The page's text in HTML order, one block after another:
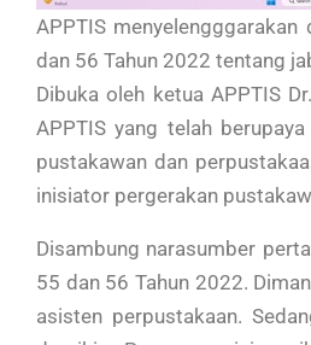
APPTIS
dan 56 Tahun 2022 tentang
Dibuka oleh ketua APPTIS
APPTIS yang telah
pustakawan dan
inisiator pergerakan
Disambung narasumber
55 dan 56 Tahun 2022.
asisten perpustakaan.